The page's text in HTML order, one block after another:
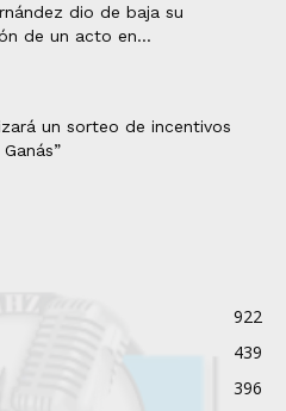
dio de baja su
de un acto en...
un sorteo de incentivos
922
439
396